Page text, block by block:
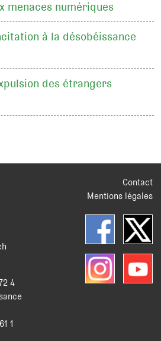
menaces numériques
à la désobéissance
des étrangers
Contact
Mentions légales
4
1